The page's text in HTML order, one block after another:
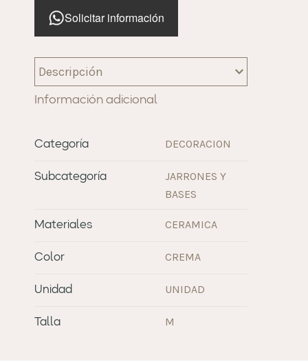
Solicitar información
Descripción
Información adicional
Categoría DECORACION
Subcategoría
JARRONES Y
BASES
Materiales CERAMICA
Color CREMA
Unidad UNIDAD
Talla M